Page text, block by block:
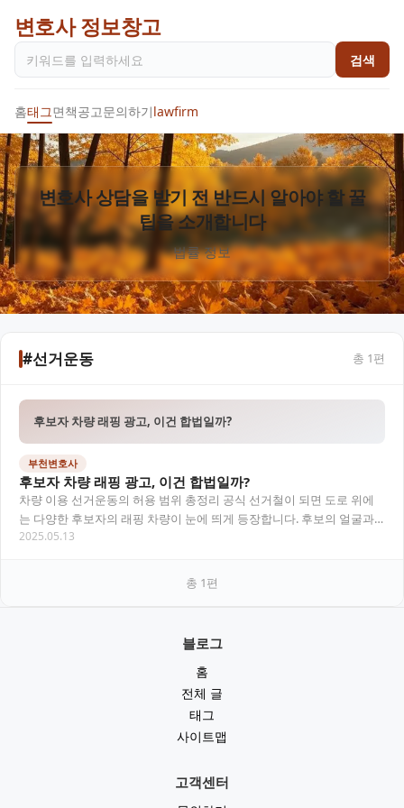
변호사 정보창고
검색
홈태그면책공고문의하기lawfirm
변호사 상담을 받기 전 반드시 알아야 할 꿀
팁을 소개합니다
법률 정보
#선거운동 총 1편
후보자 차량 래핑 광고, 이건 합법일까?
부천변호사
후보자 차량 래핑 광고, 이건 합법일까?
차량 이용 선거운동의 허용 범위 총정리 공식 선거철이 되면 도로 위에
는 다양한 후보자의 래핑 차량이 눈에 띄게 등장합니다. 후보의 얼굴과
이름, 정당명, 대표 공약이 대형 인쇄물로…
2025.05.13
총 1편
블로그
홈
전체 글
태그
사이트맵
고객센터